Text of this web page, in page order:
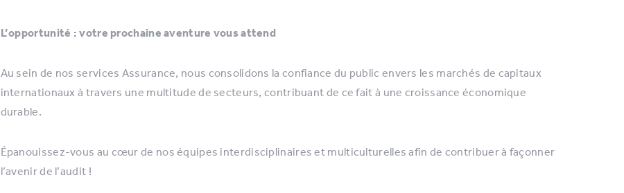
L’opportunité : votre prochaine aventure vous attend
Au sein de nos services Assurance, nous consolidons la confiance du public envers les marchés de capitaux
internationaux à travers une multitude de secteurs, contribuant de ce fait à une croissance économique
durable.
Épanouissez-vous au cœur de nos équipes interdisciplinaires et multiculturelles afin de contribuer à façonner
l’avenir de l’audit !